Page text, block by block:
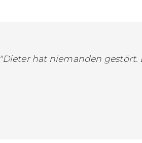
"Dieter hat niemanden gestört.